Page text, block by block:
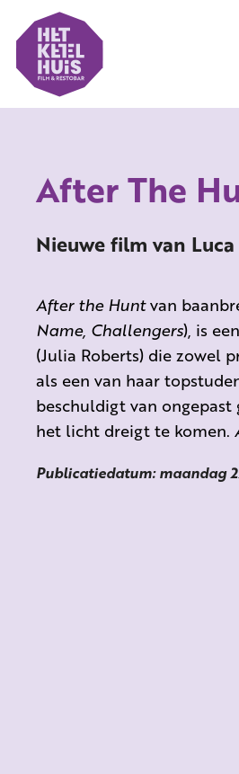
After The
Nieuwe film van
After the Huntvan
Name, Challengers), is
(Julia Roberts) die zowel
als een van haar
beschuldigt van
het licht dreigt te komen.
Publicatiedatum: maandag